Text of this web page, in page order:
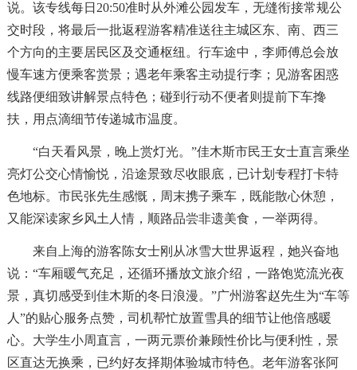
说。该专线每日20:50准时从外滩公园发车，无缝衔接常规公
交时段，将最后一批返程游客精准送往主城区东、南、西三
个方向的主要居民区及交通枢纽。行车途中，李师傅总会放
慢车速方便乘客赏景；遇老年乘客主动提行李；见游客困惑
线路便细致讲解景点特色；碰到行动不便者则提前下车搀
扶，用点滴细节传递城市温度。
“白天看风景，晚上赏灯光。”佳木斯市民王女士直言乘坐
亮灯公交心情愉悦，沿途景致尽收眼底，已计划专程打卡特
色地标。市民张先生感慨，周末携子乘车，既能散心休憩，
又能深读家乡风土人情，顺路品尝非遗美食，一举两得。
来自上海的游客陈女士刚从冰雪大世界返程，她兴奋地
说：“车厢暖气充足，还循环播放文旅介绍，一路饱览流光夜
景，真切感受到佳木斯的冬日浪漫。”广州游客赵先生为“车等
人”的贴心服务点赞，司机帮忙放置雪具的细节让他倍感暖
心。大学生小周直言，一两元票价兼顾性价比与便利性，景
区直达无换乘，已约好友择期体验城市特色。老年游客张阿